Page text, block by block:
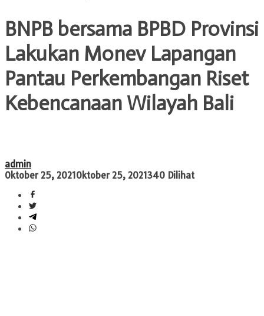
BNPB bersama BPBD Provinsi
Lakukan Monev Lapangan
Pantau Perkembangan Riset
Kebencanaan Wilayah Bali
admin
Oktober 25, 2021Oktober 25, 2021340 Dilihat